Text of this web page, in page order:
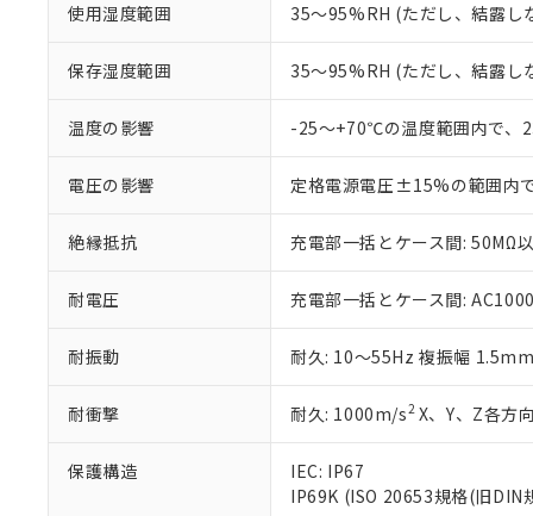
使用湿度範囲 35～95%RH (ただし、結露し
保存湿度範囲 35～95%RH (ただし、結露し
温度の影響 -25～+70℃の温度範囲内で
電圧の影響 定格電源電圧±15%の範囲内
絶縁抵抗 充電部一括とケース間: 50MΩ
耐電圧 充電部一括とケース間:
耐振動 耐久: 10～55Hz 複振幅
耐衝撃 耐久: 1000m/s2X、Y、Z各方
保護構造
IEC: IP67
IP69K (ISO 20653規格(旧DIN
オムロン制
在庫状況お
す。
マイパーツ
ている必要
さい。
※当社の共同
いる法人を
部品在庫の切り替
※3 非含有証明
下記の非含有証明
EU RoHS指令（
51物質の非含有証
※本証明書は発行
また、RoHS指令
混在することから
既に当社にて対
り割愛しております
※2 環境保護使
「ｅ」：有害物質
「10」：通常の使
味します。
「－」：未確認で
また当社は
たしません。
機器販
空
白
受注生